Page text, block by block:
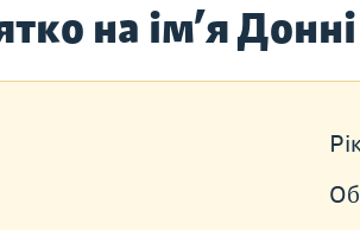
на ім’я Донні